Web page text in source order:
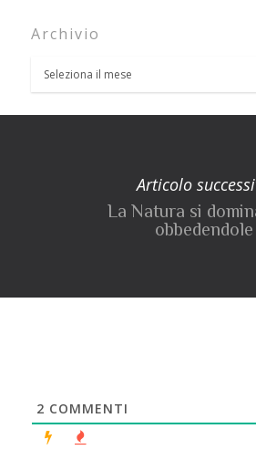
Archivio
Articolo
La Natura si
obbedendole
2 COMMENTI